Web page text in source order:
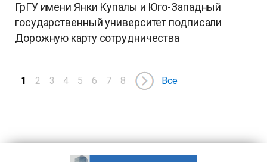
ГрГУ имени Янки Купалы и Юго-Западный
государственный университет подписали
Дорожную карту сотрудничества
1 2 3 4 5 6 7 8 Все